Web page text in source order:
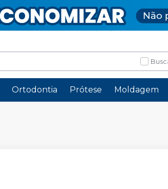
Ortodontia Prótese Moldagem